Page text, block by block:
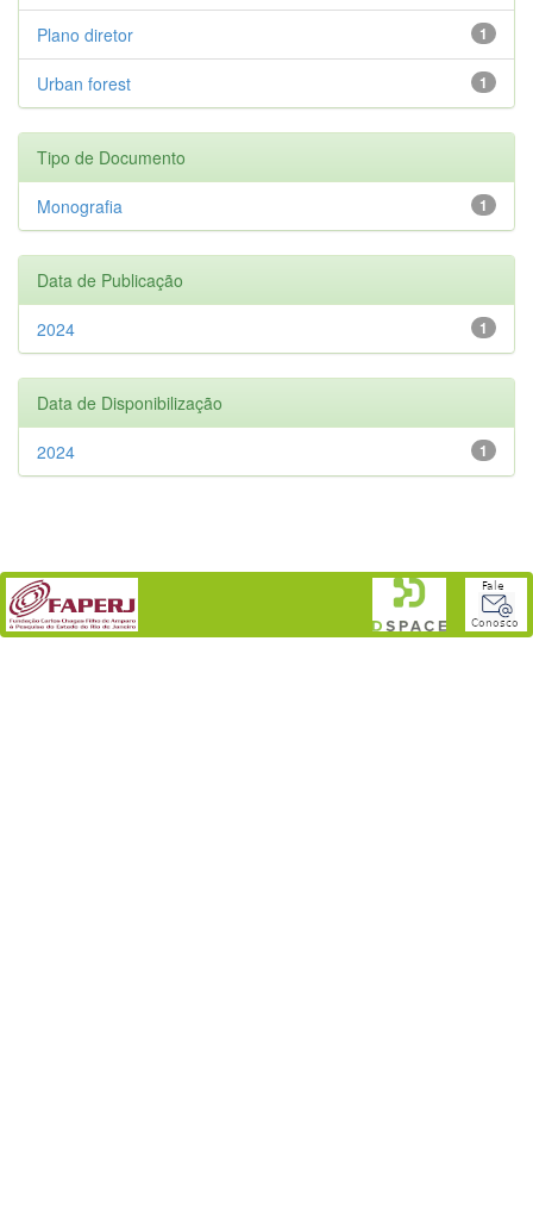
1
Plano diretor
1
Urban forest
Tipo de Documento
1
Monografia
Data de Publicação
1
2024
Data de Disponibilização
1
2024